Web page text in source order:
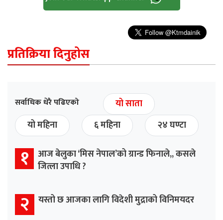
प्रतिक्रिया दिनुहोस
सर्वाधिक धेरै पढिएको
यो साता
यो महिना
६ महिना २४ घण्टा
१
आज बेलुका ‘मिस नेपाल’को ग्रान्ड फिनाले,, कसले
जित्ला उपाधि ?
२ यस्तो छ आजका लागि विदेशी मुद्राको विनिमयदर